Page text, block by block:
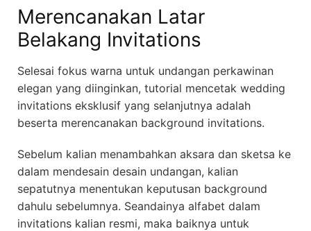
Merencanakan Latar
Belakang Invitations
Selesai fokus warna untuk undangan perkawinan
elegan yang diinginkan, tutorial mencetak wedding
invitations eksklusif yang selanjutnya adalah
beserta merencanakan background invitations.
Sebelum kalian menambahkan aksara dan sketsa ke
dalam mendesain desain undangan, kalian
sepatutnya menentukan keputusan background
dahulu sebelumnya. Seandainya alfabet dalam
invitations kalian resmi, maka baiknya untuk